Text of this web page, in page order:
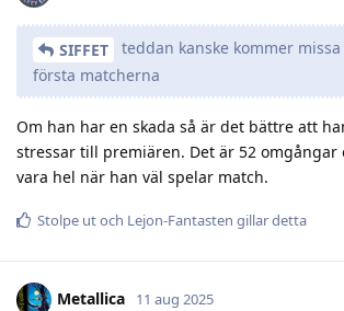
SIFFET
teddan kanske kommer
första matcherna
Om han har en skada så är det bättre att
stressar till premiären. Det är 52 omgångar
vara hel när han väl spelar match.
Stolpe utoch Lejon-Fantasten gillar detta
Metallica 11 aug 2025